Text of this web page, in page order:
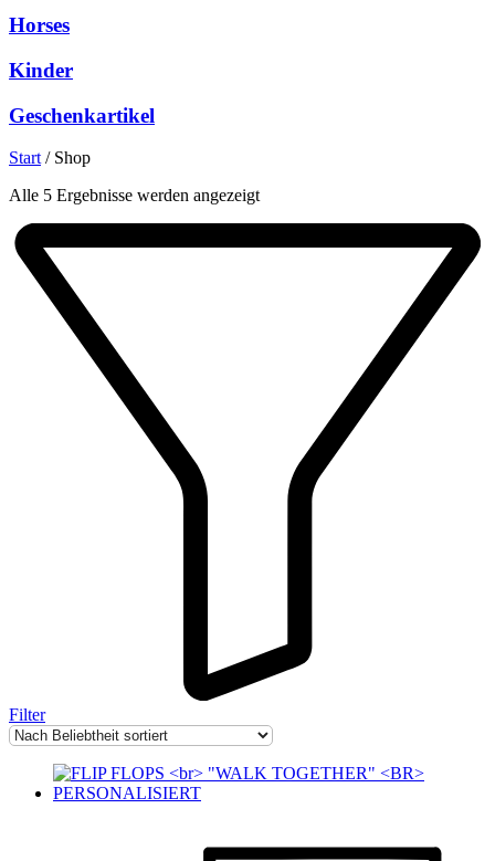
Horses
Kinder
Geschenkartikel
Start / Shop
Alle 5 Ergebnisse werden angezeigtNach
Filter